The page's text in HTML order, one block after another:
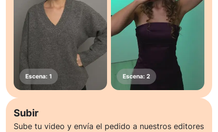
Subir
Sube tu video y envía el pedido a nuestros editores